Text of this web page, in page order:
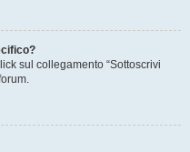
sul collegamento “Sottoscrivi